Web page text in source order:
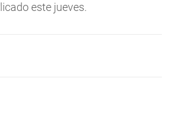
este jueves.